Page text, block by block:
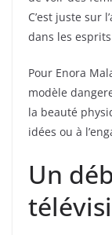
C’est juste sur
dans les
Pour Enora
modèle
la beauté
idées ou à
Un